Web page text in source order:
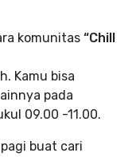
komunitas “Chill
Kamu bisa
pada
09.00 -11.00.
buat cari